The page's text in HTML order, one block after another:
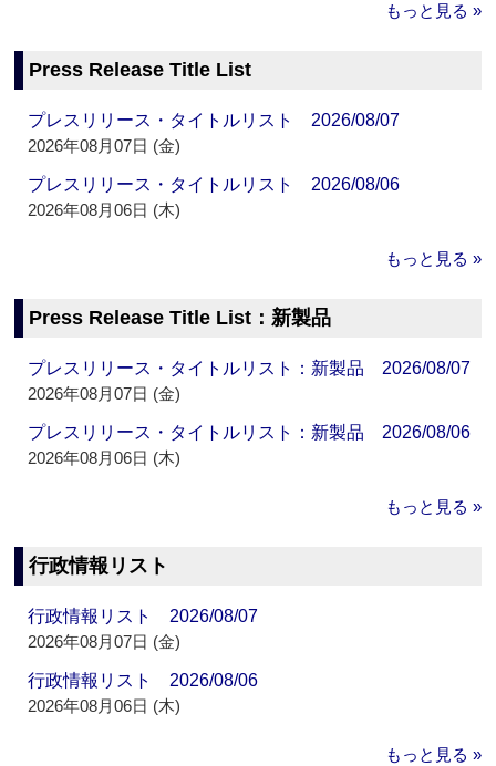
もっと見る »
Press Release Title List
プレスリリース・タイトルリスト 2026/08/07
2026年08月07日 (金)
プレスリリース・タイトルリスト 2026/08/06
2026年08月06日 (木)
もっと見る »
Press Release Title List：新製品
プレスリリース・タイトルリスト：新製品 2026/08/07
2026年08月07日 (金)
プレスリリース・タイトルリスト：新製品 2026/08/06
2026年08月06日 (木)
もっと見る »
行政情報リスト
行政情報リスト 2026/08/07
2026年08月07日 (金)
行政情報リスト 2026/08/06
2026年08月06日 (木)
もっと見る »